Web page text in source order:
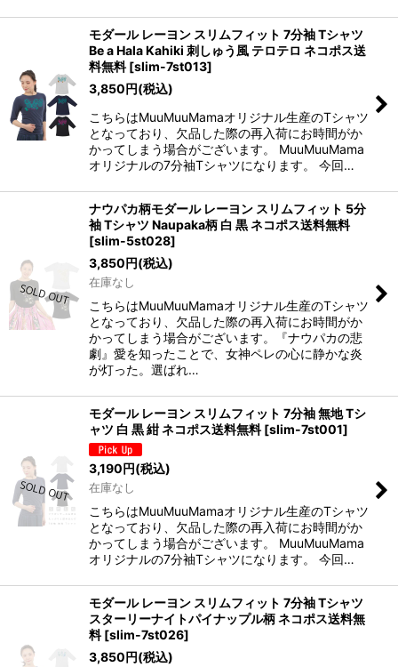
モダール レーヨン スリムフィット 7分袖 Tシャツ
Be a Hala Kahiki 刺しゅう風 テロテロ ネコポス送
料無料 [slim-7st013]
3,850円(税込)
こちらはMuuMuuMamaオリジナル生産のTシャツ
となっており、欠品した際の再入荷にお時間がか
かってしまう場合がございます。 MuuMuuMama
オリジナルの7分袖Tシャツになります。 今回…
ナウパカ柄モダール レーヨン スリムフィット 5分
袖 Tシャツ Naupaka柄 白 黒 ネコポス送料無料
[slim-5st028]
3,850円(税込)
在庫なし
こちらはMuuMuuMamaオリジナル生産のTシャツ
となっており、欠品した際の再入荷にお時間がか
かってしまう場合がございます。『ナウパカの悲
劇』愛を知ったことで、女神ペレの心に静かな炎
が灯った。選ばれ…
モダール レーヨン スリムフィット 7分袖 無地 Tシ
ャツ 白 黒 紺 ネコポス送料無料 [slim-7st001]
3,190円(税込)
在庫なし
こちらはMuuMuuMamaオリジナル生産のTシャツ
となっており、欠品した際の再入荷にお時間がか
かってしまう場合がございます。 MuuMuuMama
オリジナルの7分袖Tシャツになります。 今回…
モダール レーヨン スリムフィット 7分袖 Tシャツ
スターリーナイトパイナップル柄 ネコポス送料無
料 [slim-7st026]
3,850円(税込)